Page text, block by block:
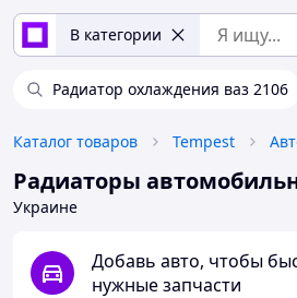
В категории
Радиатор охлаждения ваз 2106
Каталог товаров Tempest
Радиаторы
Украине
Добавь авто, чтобы
нужные запчасти